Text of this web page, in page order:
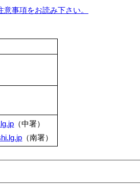
事項をお読み下さい。
（中署）
（南署）